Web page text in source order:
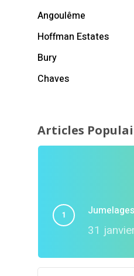
Angoulême
Hoffman Estates
Bury
Chaves
Articles
31